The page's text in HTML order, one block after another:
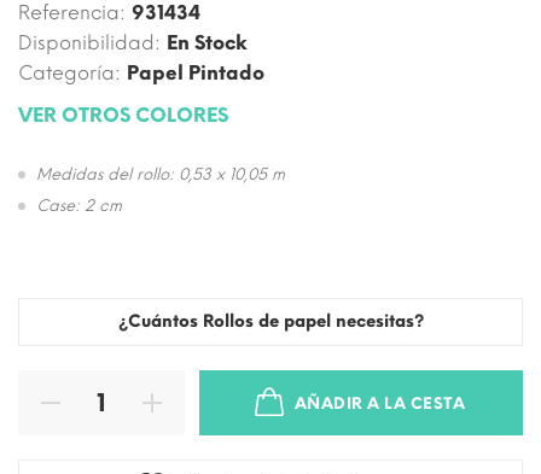
Referencia: 931434
Disponibilidad: En Stock
Categoría: Papel Pintado
VER OTROS COLORES
Medidas del rollo: 0,53 x 10,05 m
Case: 2 cm
¿Cuántos Rollos de papel necesitas?
AÑADIR A LA CESTA